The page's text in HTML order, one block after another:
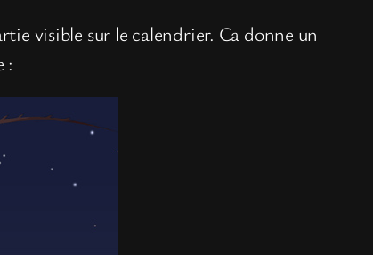
visible sur le calendrier. Ca donne un
: